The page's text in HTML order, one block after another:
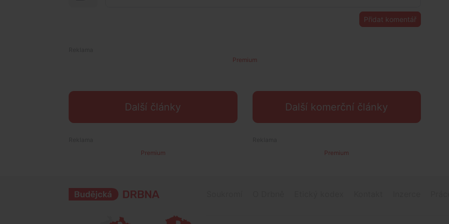
Přidat komentář
Premium
Další články Další komerční články
Premium Premium